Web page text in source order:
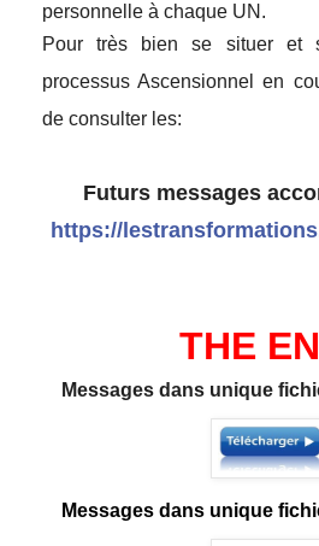
personnelle à chaque UN.
Pour très bien se situer et
processus Ascensionnel en
de consulter les:
Futurs messages
https://
THE
Messages dans unique
Messages dans unique